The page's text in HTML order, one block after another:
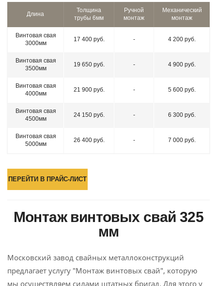
Длина
Толщина
трубы 6мм
Ручной
монтаж
Механический
монтаж
Винтовая свая
3000мм
17 400 руб. - 4 200 руб.
Винтовая свая
3500мм
19 650 руб. - 4 900 руб.
Винтовая свая
4000мм
21 900 руб. - 5 600 руб.
Винтовая свая
4500мм
24 150 руб. - 6 300 руб.
Винтовая свая
5000мм
26 400 руб. - 7 000 руб.
ПЕРЕЙТИ В ПРАЙС-ЛИСТ
Монтаж винтовых свай 325
мм
Московский завод свайных металлоконструкций
предлагает услугу "Монтаж винтовых свай", которую
мы осуществляем силами штатных бригад. Для этого у